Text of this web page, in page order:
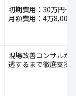
初期費用：30万円〜
月額費用：4万8,000
現場改善コンサルが
透するまで徹底支援